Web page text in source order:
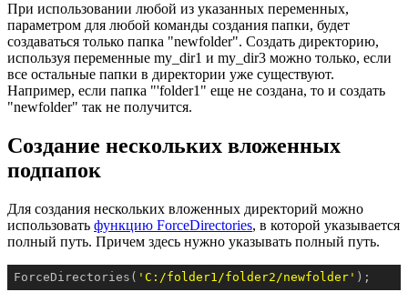
При использовании любой из указанных переменных,
параметром для любой команды создания папки, будет
создаваться только папка "newfolder". Создать директорию,
используя переменные my_dir1 и my_dir3 можно только, если
все остальные папки в директории уже существуют.
Например, если папка "'folder1" еще не создана, то и создать
"newfolder" так не получится.
Создание нескольких вложенных
подпапок
Для создания нескольких вложенных директорий можно
использовать функцию ForceDirectories, в которой указывается
полный путь. Причем здесь нужно указывать полный путь.
ForceDirectories( 'С:/folder1/folder2/newfolder' );